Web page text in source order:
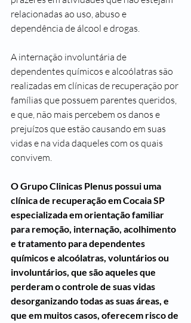
relacionadas ao uso, abuso e
dependência de álcool e drogas.
A internação involuntária de
dependentes químicos e alcoólatras são
realizadas em clínicas de recuperação por
famílias que possuem parentes queridos,
e que, não mais percebem os danos e
prejuízos que estão causando em suas
vidas e na vida daqueles com os quais
convivem.
O Grupo Clinicas Plenus possui uma
clínica de recuperação em Cocaia SP
especializada em orientação familiar
para remoção, internação, acolhimento
e tratamento para dependentes
químicos e alcoólatras, voluntários ou
involuntários, que são aqueles que
perderam o controle de suas vidas
desorganizando todas as suas áreas, e
que em muitos casos, oferecem risco de